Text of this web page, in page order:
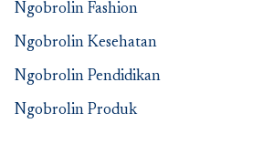
Ngobrolin Fashion
Ngobrolin Kesehatan
Ngobrolin Pendidikan
Ngobrolin Produk